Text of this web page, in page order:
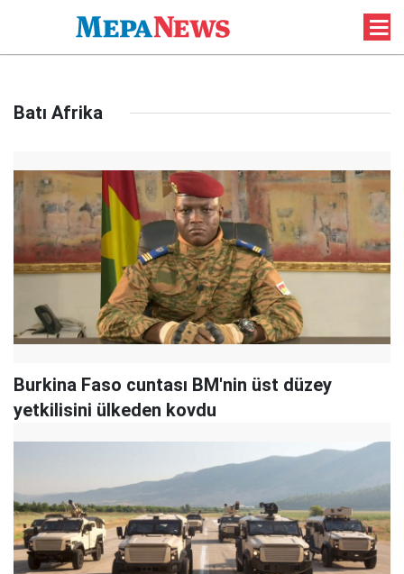
Batı Afrika
Burkina Faso cuntası BM'nin üst düzey
yetkilisini ülkeden kovdu